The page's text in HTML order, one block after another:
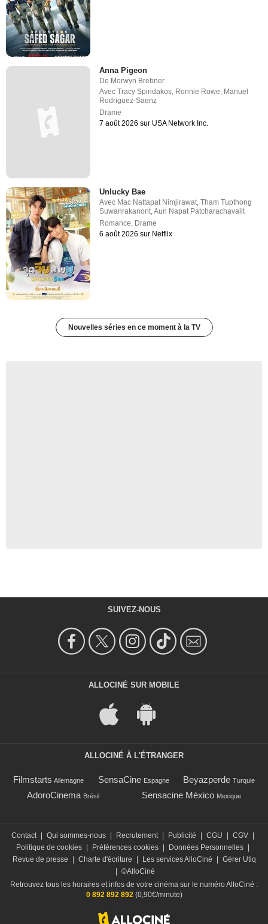
Anna Pigeon
De Morwyn Brebner
AvecTracy Spiridakos Ronnie Rowe Manuel
Rodriguez-Saenz
Drame
7 août 2026 sur USA Network Inc.
Unlucky Bae
Avec Mac Nattapat Nimjirawat,Tham Tupthong
Suwanrakanont,Aun Napat Patcharachavalit
Romance, Drame
6 août 2026 sur Netflix
Nouvelles séries en ce moment à la TV
SUIVEZ-NOUS
ALLOCINÉ SUR MOBILE
ALLOCINÉ À L'ÉTRANGER
Filmstarts Allemagne SensaCine Espagne Beyazperde Turquie
AdoroCinema Brésil Sensacine México Mexique
Contact Qui sommes-nous Recrutement Publicité CGU CGV
Politique de cookies
Préférences cookies Données Personnelles
Revue de presse
Charte d'écriture Les services AlloCiné
Gérer Utiq
©AlloCiné
Retrouvez tous les horaires et infos de votre cinéma sur le numéro AlloCiné :
0 892 892 892(0,90€/minute)